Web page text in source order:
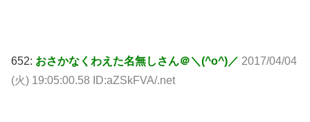
652: おさかなくわえた名無しさん＠＼(^o^)／ 2017/04/04
(火) 19:05:00.58 ID:aZSkFVA/.net